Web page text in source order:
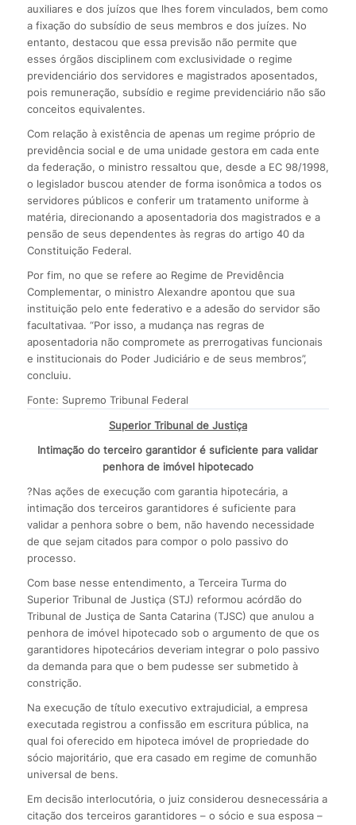
auxiliares e dos juízos que lhes forem vinculados, bem como
a fixação do subsídio de seus membros e dos juízes. No
entanto, destacou que essa previsão não permite que
esses órgãos disciplinem com exclusividade o regime
previdenciário dos servidores e magistrados aposentados,
pois remuneração, subsídio e regime previdenciário não são
conceitos equivalentes.
Com relação à existência de apenas um regime próprio de
previdência social e de uma unidade gestora em cada ente
da federação, o ministro ressaltou que, desde a EC 98/1998,
o legislador buscou atender de forma isonômica a todos os
servidores públicos e conferir um tratamento uniforme à
matéria, direcionando a aposentadoria dos magistrados e a
pensão de seus dependentes às regras do artigo 40 da
Constituição Federal.
Por fim, no que se refere ao Regime de Previdência
Complementar, o ministro Alexandre apontou que sua
instituição pelo ente federativo e a adesão do servidor são
facultativaa. “Por isso, a mudança nas regras de
aposentadoria não compromete as prerrogativas funcionais
e institucionais do Poder Judiciário e de seus membros”,
concluiu.
Fonte: Supremo Tribunal Federal
Superior Tribunal de Justiça
Intimação do terceiro garantidor é suficiente para validar
penhora de imóvel hipotecado
?Nas ações de execução com garantia hipotecária, a
intimação dos terceiros garantidores é suficiente para
validar a penhora sobre o bem, não havendo necessidade
de que sejam citados para compor o polo passivo do
processo.
Com base nesse entendimento, a Terceira Turma do
Superior Tribunal de Justiça (STJ) reformou acórdão do
Tribunal de Justiça de Santa Catarina (TJSC) que anulou a
penhora de imóvel hipotecado sob o argumento de que os
garantidores hipotecários deveriam integrar o polo passivo
da demanda para que o bem pudesse ser submetido à
constrição.
Na execução de título executivo extrajudicial, a empresa
executada registrou a confissão em escritura pública, na
qual foi oferecido em hipoteca imóvel de propriedade do
sócio majoritário, que era casado em regime de comunhão
universal de bens.
Em decisão interlocutória, o juiz considerou desnecessária a
citação dos terceiros garantidores – o sócio e sua esposa –